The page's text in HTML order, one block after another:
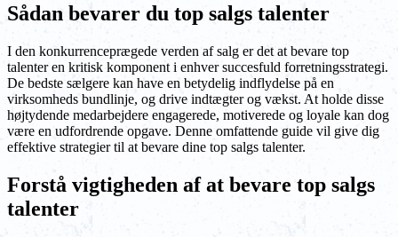
Sådan bevarer du top salgs talenter
I den konkurrenceprægede verden af salg er det at bevare top
talenter en kritisk komponent i enhver succesfuld forretningsstrategi.
De bedste sælgere kan have en betydelig indflydelse på en
virksomheds bundlinje, og drive indtægter og vækst. At holde disse
højtydende medarbejdere engagerede, motiverede og loyale kan dog
være en udfordrende opgave. Denne omfattende guide vil give dig
effektive strategier til at bevare dine top salgs talenter.
Forstå vigtigheden af at bevare top salgs
talenter